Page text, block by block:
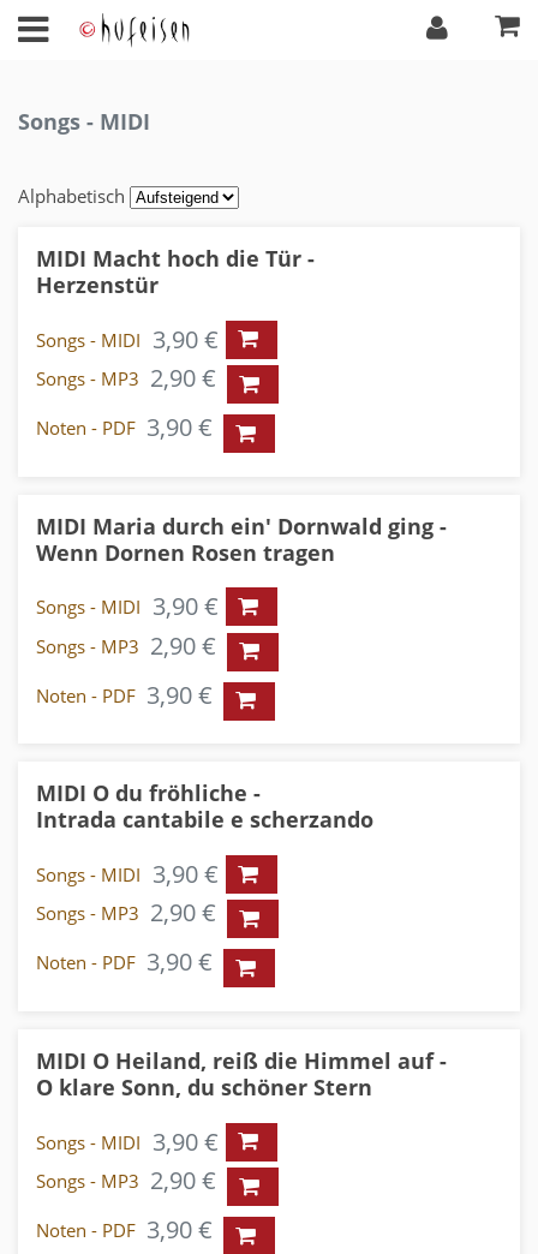
Songs - MIDI
Alphabetisch
MIDI Macht hoch die Tür -
Herzenstür
Songs - MIDI 3,90 €
Songs - MP3 2,90 €
Noten - PDF 3,90 €
MIDI Maria durch ein' Dornwald ging -
Wenn Dornen Rosen tragen
Songs - MIDI 3,90 €
Songs - MP3 2,90 €
Noten - PDF 3,90 €
MIDI O du fröhliche -
Intrada cantabile e scherzando
Songs - MIDI 3,90 €
Songs - MP3 2,90 €
Noten - PDF 3,90 €
MIDI O Heiland, reiß die Himmel auf -
O klare Sonn, du schöner Stern
Songs - MIDI 3,90 €
Songs - MP3 2,90 €
Noten - PDF 3,90 €